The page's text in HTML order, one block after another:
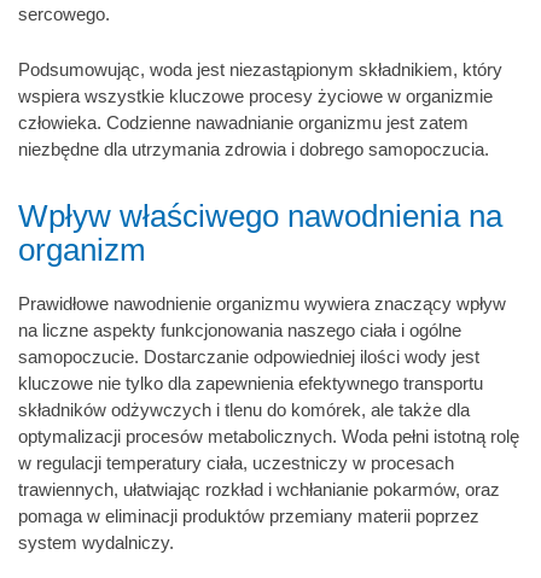
sercowego.
Podsumowując, woda jest niezastąpionym składnikiem, który
wspiera wszystkie kluczowe procesy życiowe w organizmie
człowieka. Codzienne nawadnianie organizmu jest zatem
niezbędne dla utrzymania zdrowia i dobrego samopoczucia.
Wpływ właściwego nawodnienia na
organizm
Prawidłowe nawodnienie organizmu wywiera znaczący wpływ
na liczne aspekty funkcjonowania naszego ciała i ogólne
samopoczucie. Dostarczanie odpowiedniej ilości wody jest
kluczowe nie tylko dla zapewnienia efektywnego transportu
składników odżywczych i tlenu do komórek, ale także dla
optymalizacji procesów metabolicznych. Woda pełni istotną rolę
w regulacji temperatury ciała, uczestniczy w procesach
trawiennych, ułatwiając rozkład i wchłanianie pokarmów, oraz
pomaga w eliminacji produktów przemiany materii poprzez
system wydalniczy.